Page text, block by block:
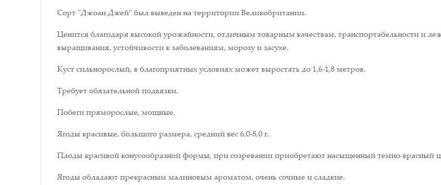
Сорт "Джоан Джей" был выведен на территории Великобритании.
Ценится благодаря высокой урожайности, отличным товарным качествам, транспортабельности и
выращивания, устойчивости к заболеваниям, морозу и засухе.
Куст сильнорослый, в благоприятных условиях может выростать до 1,6-1,8 метров.
Требует обязательной подвязки.
Побеги пряморослые, мощные.
Ягоды красивые, большого размера, средний вес 6,0-8,0 г.
Плоды красивой конусообразной формы, при созревании приобретают насыщенный темно-красный
Ягоды обладают прекрасным малиновым ароматом, очень сочные и сладкие.